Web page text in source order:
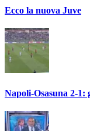
Ecco la nuova Juve
Napoli-Osasuna 2-1: